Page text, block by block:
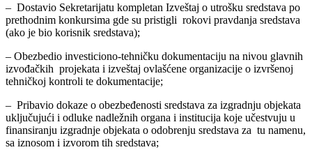
– Dostavio Sekretarijatu kompletan Izveštaj o utrošku sredstava po
prethodnim konkursima gde su pristigli rokovi pravdanja sredstava
(ako je bio korisnik sredstava);
– Obezbedio investiciono-tehničku dokumentaciju na nivou glavnih
izvođačkih projekata i izveštaj ovlašćene organizacije o izvršenoj
tehničkoj kontroli te dokumentacije;
– Pribavio dokaze o obezbeđenosti sredstava za izgradnju objekata
uključujući i odluke nadležnih organa i institucija koje učestvuju u
finansiranju izgradnje objekata o odobrenju sredstava za tu namenu,
sa iznosom i izvorom tih sredstava;